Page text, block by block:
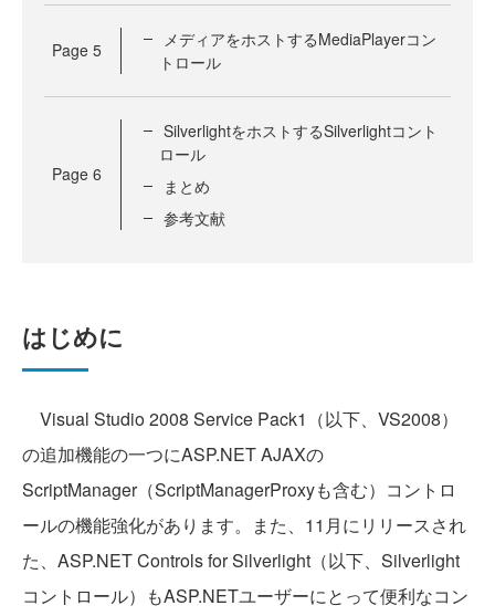
Page 5
メディアをホストするMediaPlayerコン
トロール
Page 6
SilverlightをホストするSilverlightコント
ロール
まとめ
参考文献
はじめに
Visual Studio 2008 Service Pack1（以下、VS2008）
の追加機能の一つにASP.NET AJAXの
ScriptManager（ScriptManagerProxyも含む）コントロ
ールの機能強化があります。また、11月にリリースされ
た、ASP.NET Controls for Silverlight（以下、Silverlight
コントロール）もASP.NETユーザーにとって便利なコン